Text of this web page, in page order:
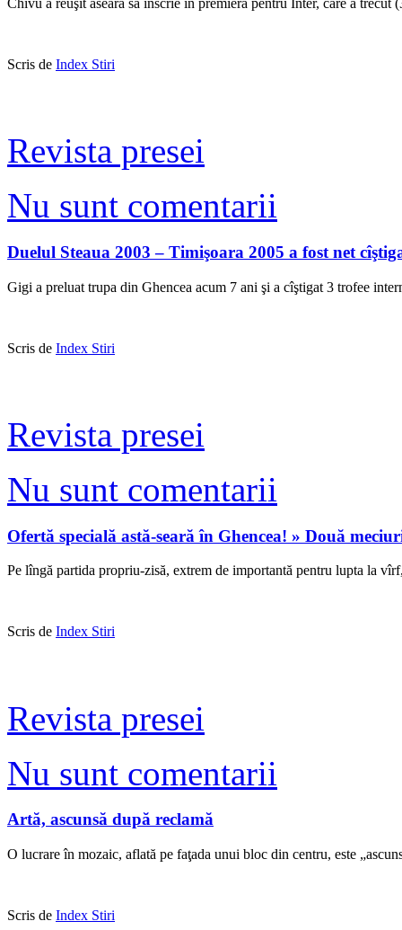
Scris de Index Stiri
Revista presei
Nu sunt comentarii
Duelul Steaua 2003 – Timişoara 2005 a fost net
Gigi a preluat trupa din Ghencea acum 7 ani şi a cîştigat 3 trofee
Scris de Index Stiri
Revista presei
Nu sunt comentarii
Ofertă specială astă-seară în Ghencea! » Două
Pe lîngă partida propriu-zisă, extrem de importantă pentru lupta la
Scris de Index Stiri
Revista presei
Nu sunt comentarii
Artă, ascunsă după reclamă
O lucrare în mozaic, aflată pe faţada unui bloc din centru, este
Scris de Index Stiri